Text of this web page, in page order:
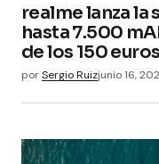
realme lanza la
hasta 7.500
de los 150 euros
porSergio Ruizjunio 16,